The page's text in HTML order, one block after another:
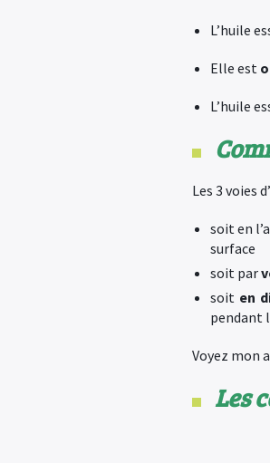
L’huile
Elle est
L’huile
Les 3 voies
soit en
surface
soit par
soit en
pendant
Voyez mon
Les